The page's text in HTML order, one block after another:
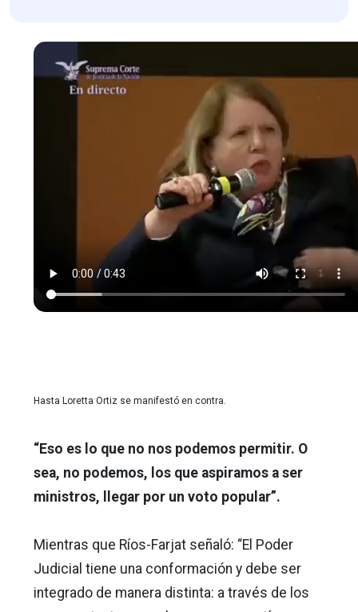
Hasta Loretta Ortiz se manifestó en contra.
“Eso es lo que no nos podemos permitir. O
sea, no podemos, los que aspiramos a ser
ministros, llegar por un voto popular”.
Mientras que Ríos-Farjat señaló: “El Poder
Judicial tiene una conformación y debe ser
integrado de manera distinta: a través de los